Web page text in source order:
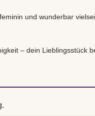
und wunderbar
– dein Lieblingsstück